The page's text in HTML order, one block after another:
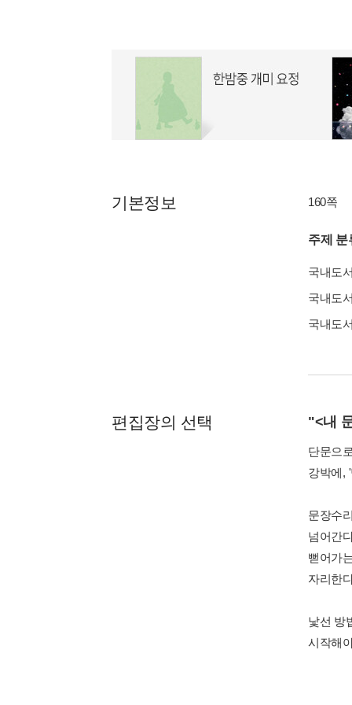
기본정보 160쪽
주제 분
국내도
국내도
국내도
편집장의 선택 "<내
단문으
강박에,
문장수
넘어간
뻗어가
자리한
낯선 방
시작해